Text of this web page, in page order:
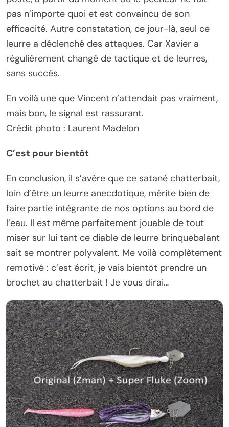
pas n’importe quoi et est convaincu de son
efficacité. Autre constatation, ce jour-là, seul ce
leurre a déclenché des attaques. Car Xavier a
régulièrement changé de tactique et de leurres,
sans succès.
En voilà une que Vincent n’attendait pas vraiment,
mais bon, le signal est rassurant.
Crédit photo : Laurent Madelon
C’est pour bientôt
En conclusion, il s’avère que ce satané chatterbait,
loin d’être un leurre anecdotique, mérite bien de
faire partie intégrante de nos options au bord de
l’eau. Il est même parfaitement jouable de tout
miser sur lui tant ce diable de leurre brinquebalant
sait se montrer polyvalent. Me voilà complètement
remotivé : c’est écrit, je vais bientôt prendre un
brochet au chatterbait ! Je vous dirai…